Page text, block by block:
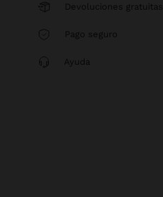
Devoluciones gratuitas
Pago seguro
Ayuda